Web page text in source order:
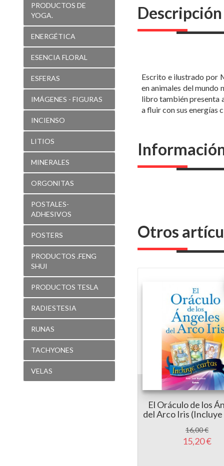
PRODUCTOS DE
YOGA.
ENERGÉTICA
ESENCIA FLORAL
ESFERAS
IMÁGENES - FIGURAS
INCIENSO
LITIOS
MINERALES
ORGONITAS
POSTALES-
ADHESIVOS
POSTERS
PRODUCTOS .FENG
SHUI
PRODUCTOS TESLA
RADIESTESIA
RUNAS
TACHYONES
VELAS
Descripción
Escrito e ilustrado por
en animales del mundo
libro también presenta
a fluir con sus energías
Otros
El Oráculo de los
del Arco Iris
16,00 €
15,20 €